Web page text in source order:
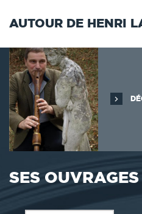
AUTOUR DE HENRI
SES OUVRAGES